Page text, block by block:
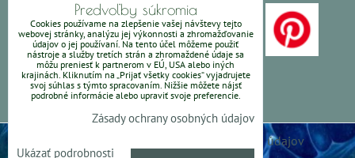
Zásady ochrany osobných údajov
Predvoľby súkromia
Cookies používame na zlepšenie vašej návštevy tejto
webovej stránky, analýzu jej výkonnosti a zhromažďovanie
údajov o jej používaní. Na tento účel môžeme použiť
nástroje a služby tretích strán a zhromaždené údaje sa
môžu preniesť k partnerom v EÚ, USA alebo iných
krajinách. Kliknutím na „Prijať všetky cookies“ vyjadrujete
svoj súhlas s týmto spracovaním. Nižšie môžete nájsť
podrobné informácie alebo upraviť svoje preferencie.
Zásady ochrany osobných údajov
Ukázať podrobnosti